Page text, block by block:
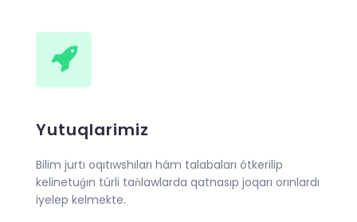
Yutuqlarimiz
Bilim jurtı oqıtıwshıları hám talabaları ótkerilip
kelinetuǵın túrli taǹlawlarda qatnasıp joqarı orınlardı
iyelep kelmekte.